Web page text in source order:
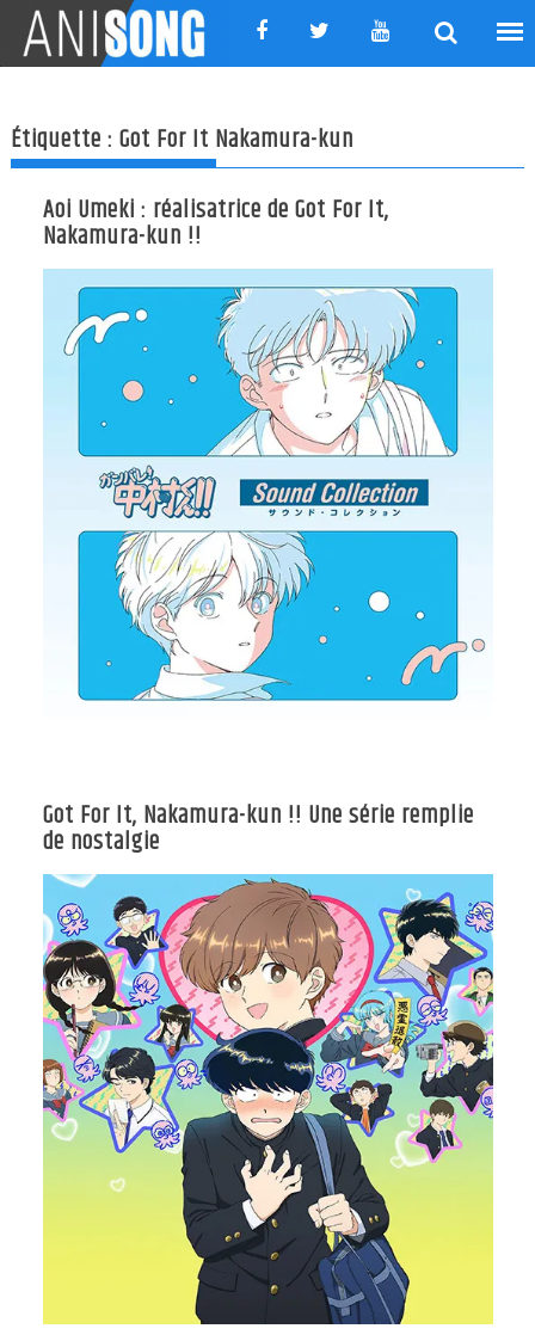
content
Étiquette :Got For It Nakamura-kun
Aoi Umeki : réalisatrice de Got For It,
Nakamura-kun !!
Got For It, Nakamura-kun !! Une série remplie
de nostalgie